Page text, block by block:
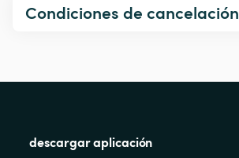
Condiciones de cancelación
descargar aplicación